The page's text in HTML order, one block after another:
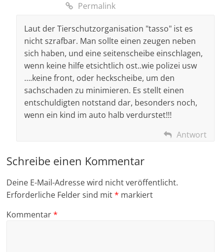
Permalink
Laut der Tierschutzorganisation "tasso" ist es
nicht szrafbar. Man sollte einen zeugen neben
sich haben, und eine seitenscheibe einschlagen,
wenn keine hilfe etsichtlich ost..wie polizei usw
….keine front, oder heckscheibe, um den
sachschaden zu minimieren. Es stellt einen
entschuldigten notstand dar, besonders noch,
wenn ein kind im auto halb verdurstet!!!
Antwort
Schreibe einen Kommentar
Deine E-Mail-Adresse wird nicht veröffentlicht.
Erforderliche Felder sind mit* markiert
Kommentar*